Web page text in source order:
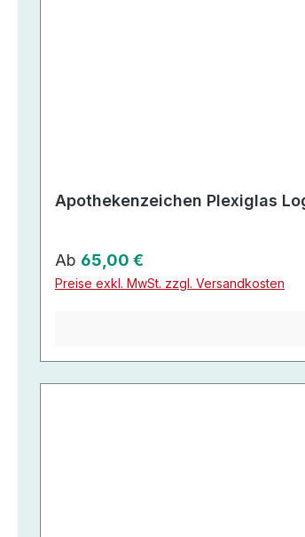
Apothekenzeichen Plexiglas
Regulärer Preis:
Ab 65,00 €
Preise exkl. MwSt. zzgl. Versandkosten